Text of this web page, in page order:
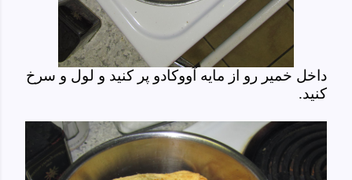
داخل خمیر رو از مایه آووکادو پر کنید و لول و سرخ
کنید.